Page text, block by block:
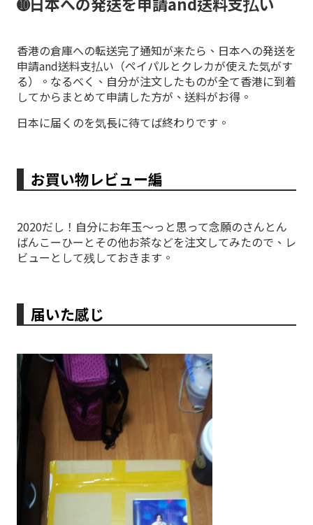
香港の倉庫への転送完了通知が来たら、日本への発送を
申請and送料支払い（ペイパルとクレカが使えた気がす
る）。なるべく、自分が注文したものが全て香港に到着
してからまとめて申請した方が、送料がお得。
日本に届くのを気長に待てば終わりです。
お買い物レビュー編
2020だし！自分にお年玉〜っと思って念願のさんとん
ばんこーひーとその他お茶などを注文してみたので、レ
ビューとして残しておきます。
届いた感じ